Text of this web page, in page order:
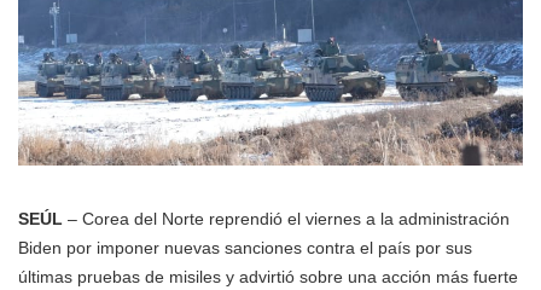
SEÚL – Corea del Norte reprendió el viernes a la administración
Biden por imponer nuevas sanciones contra el país por sus
últimas pruebas de misiles y advirtió sobre una acción más fuerte